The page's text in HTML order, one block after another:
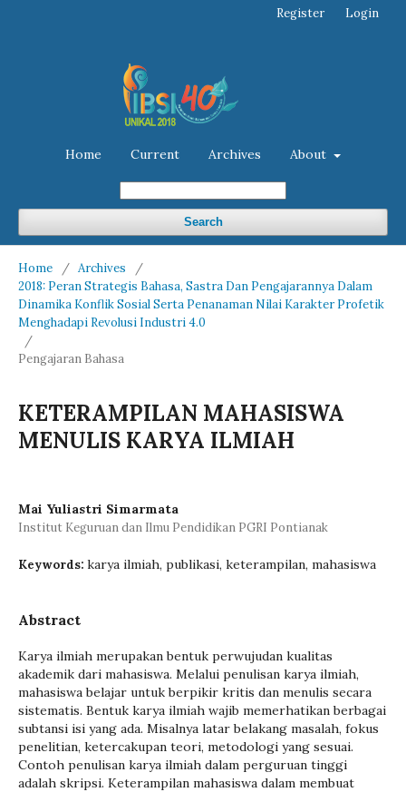
Home Current Archives About
Search
Register Login
Home / Archives
/
2018: Peran Strategis Bahasa, Sastra Dan Pengajarannya Dalam
Dinamika Konflik Sosial Serta Penanaman Nilai Karakter Profetik
Menghadapi Revolusi Industri 4.0
/
Pengajaran Bahasa
KETERAMPILAN MAHASISWA
MENULIS KARYA ILMIAH
Mai Yuliastri Simarmata
Institut Keguruan dan Ilmu Pendidikan PGRI Pontianak
Keywords: karya ilmiah, publikasi, keterampilan, mahasiswa
Abstract
Karya ilmiah merupakan bentuk perwujudan kualitas
akademik dari mahasiswa. Melalui penulisan karya ilmiah,
mahasiswa belajar untuk berpikir kritis dan menulis secara
sistematis. Bentuk karya ilmiah wajib memerhatikan berbagai
subtansi isi yang ada. Misalnya latar belakang masalah, fokus
penelitian, ketercakupan teori, metodologi yang sesuai.
Contoh penulisan karya ilmiah dalam perguruan tinggi
adalah skripsi. Keterampilan mahasiswa dalam membuat